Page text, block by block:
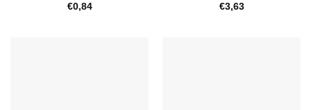
€0,84 €3,63